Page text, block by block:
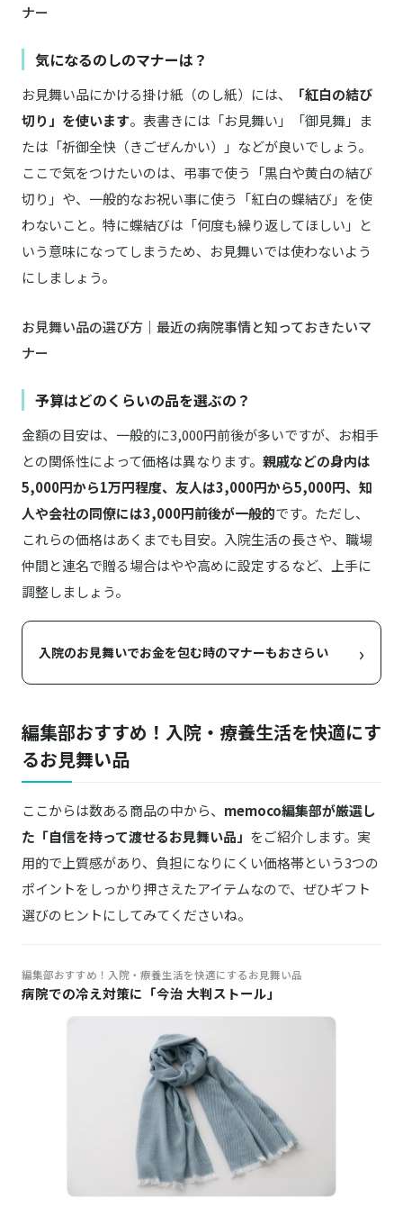
ナー
気になるのしのマナーは？
お見舞い品にかける掛け紙（のし紙）には、
「紅白の結び
切り」を使います。表書きには「お見舞い」「御見舞」ま
たは「祈御全快（きごぜんかい）」などが良いでしょう。
ここで気をつけたいのは、弔事で使う「黒白や黄白の結び
切り」や、一般的なお祝い事に使う「紅白の蝶結び」を使
わないこと。特に蝶結びは「何度も繰り返してほしい」と
いう意味になってしまうため、お見舞いでは使わないよう
にしましょう。
お見舞い品の選び方｜最近の病院事情と知っておきたいマ
ナー
予算はどのくらいの品を選ぶの？
金額の目安は、一般的に3,000円前後が多いですが、お相手
との関係性によって価格は異なります。 親戚などの身内は
5,000円から1万円程度、友人は3,000円から5,000円、知
人や会社の同僚には3,000円前後が一般的です。ただし、
これらの価格はあくまでも目安。入院生活の長さや、職場
仲間と連名で贈る場合はやや高めに設定するなど、上手に
調整しましょう。
入院のお見舞いでお金を包む時のマナーもおさらい ›
編集部おすすめ！入院・療養生活を快適にす
るお見舞い品
ここからは数ある商品の中から、 memoco編集部が厳選し
た「自信を持って渡せるお見舞い品」 をご紹介します。実
用的で上質感があり、負担になりにくい価格帯という3つの
ポイントをしっかり押さえたアイテムなので、ぜひギフト
選びのヒントにしてみてくださいね。
編集部おすすめ！入院・療養生活を快適にするお見舞い品
病院での冷え対策に「今治 大判ストール」